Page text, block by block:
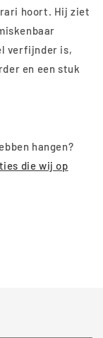
hoort. Hij ziet
verfijnder is,
en een stuk
hangen?
die wij op